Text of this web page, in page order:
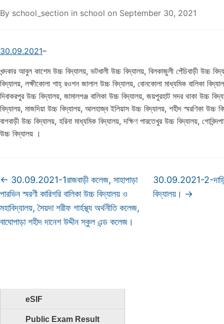
eSIF
Public Exam Result
By school_section in school on September 30, 2021
30.09.2021–
খন্দকার আবুল কাশেম উচ্চ বিদ্যালয়, ভটখালী উচ্চ বিদ্যালয়, বিলকাজুলী পেঁচিবাড়ী উচ্চ
বিদ্যালয়, লক্ষীকোলা শাহ্ রওশন জালাল উচ্চ বিদ্যালয়, বোনকোলা মাধ্যমিক বালিকা
দিবাকরপুর উচ্চ বিদ্যালয়, জামালগঞ্জ বালিকা উচ্চ বিদ্যালয়, জয়পুরহাট সদর থাকা উচ্চ
বিদ্যালয়, মাজদিয়া উচ্চ বিদ্যালয়, আলহাজ্ব ইলিয়াস উচ্চ বিদ্যালয়, শহীদ স্মরণিকা উচ্চ
বাগবাড়ী উচ্চ বিদ্যালয়, হরিনা মাধ্যমিক বিদ্যালয়, দক্ষিণ পারতেখুর উচ্চ বিদ্যালয়,
উচ্চ বিদ্যালয় ।
← 30.09.2021-1রাজবাড়ী কলেজ, সাহাপাড়া
পারভিন স্মরণী কারিগরি বালিকা উচ্চ বিদ্যালয় ও
মহাবিদ্যালয়, সৈয়দা শরীফ গার্হস্থ্য অর্থনীতি কলেজ,
বাঘোপাড়া শহীদ দানেশ উদ্দীন স্কুল এন্ড কলেজ।
30.09.2021-2-
বিদ্যালয়। →